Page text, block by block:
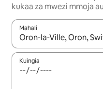
kukaa za mwezi mmoja
Mahali
Wakati matokeo
Kuingia